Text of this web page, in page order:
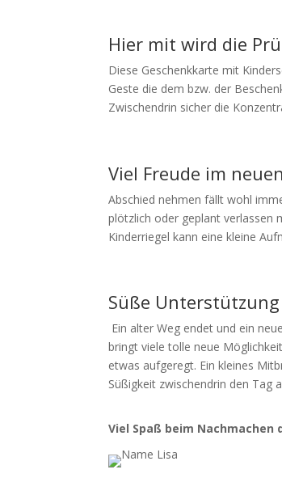
Hier mit wird die
Diese Geschenkkarte mit
Geste die dem bzw. der
Zwischendrin sicher die
Viel Freude im
Abschied nehmen fällt wohl
plötzlich oder geplant verlassen
Kinderriegel kann eine kleine
Süße
Ein alter Weg endet und ein
bringt viele tolle neue
etwas aufgeregt. Ein kleines
Süßigkeit zwischendrin den Tag
Viel Spaß beim